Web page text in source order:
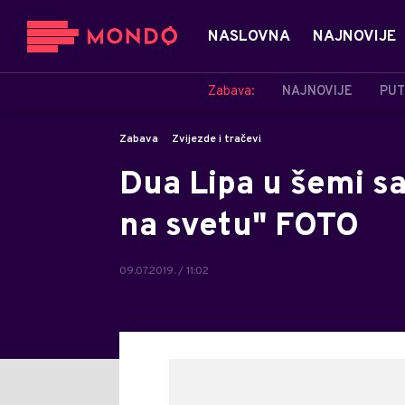
NASLOVNA NAJNOVIJE
Zabava: NAJNOVIJE
Zabava Zvijezde i tračevi
Dua Lipa u šemi
na svetu" FOTO
09.07.2019. / 11:02